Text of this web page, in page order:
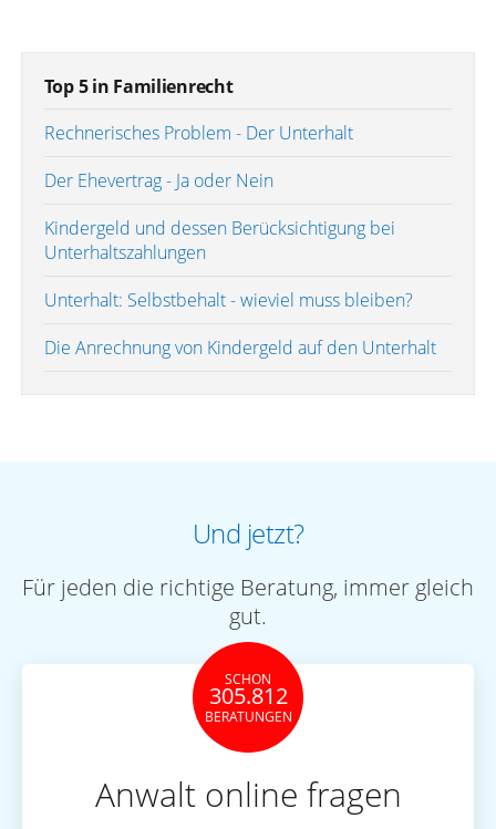
Top 5 in Familienrecht
Rechnerisches Problem - Der Unterhalt
Der Ehevertrag - Ja oder Nein
Kindergeld und dessen Berücksichtigung bei
Unterhaltszahlungen
Unterhalt: Selbstbehalt - wieviel muss bleiben?
Die Anrechnung von Kindergeld auf den Unterhalt
Und jetzt?
Für jeden die richtige Beratung, immer gleich
gut.
SCHON
305.812
BERATUNGEN
Anwalt online fragen